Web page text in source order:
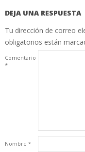
DEJA UNA RESPUESTA
Tu dirección de correo
obligatorios están
Comentario
*
Nombre *